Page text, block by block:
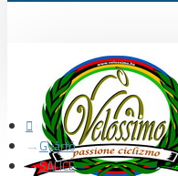
Gyártó
SALICE